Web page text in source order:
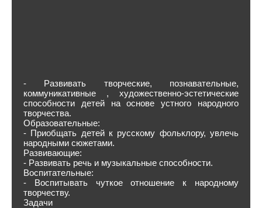
- Развивать творческие, познавательные,
коммуникативные , художественно-эстетические
способности детей на основе устного народного
творчества.
Образовательные:
- Приобщать детей к русскому фольклору, увлечь
народными сюжетами.
Развивающие:
- Развивать речь и музыкальные способности.
Воспитательные:
- Воспитывать чуткое отношение к народному
творчеству.
Задачи